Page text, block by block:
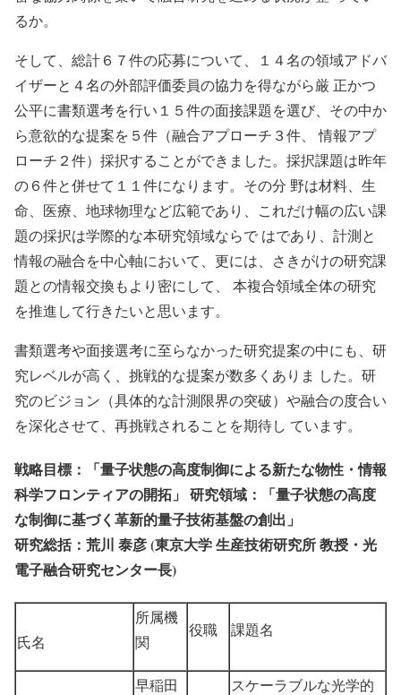
るか。
そして、総計６７件の応募について、１４名の領域アドバ
イザーと４名の外部評価委員の協力を得ながら厳 正かつ
公平に書類選考を行い１５件の面接課題を選び、その中か
ら意欲的な提案を５件（融合アプローチ３件、 情報アプ
ローチ２件）採択することができました。採択課題は昨年
の６件と併せて１１件になります。その分 野は材料、生
命、医療、地球物理など広範であり、これだけ幅の広い課
題の採択は学際的な本研究領域ならで はであり、計測と
情報の融合を中心軸において、更には、さきがけの研究課
題との情報交換もより密にして、 本複合領域全体の研究
を推進して行きたいと思います。
書類選考や面接選考に至らなかった研究提案の中にも、研
究レベルが高く、挑戦的な提案が数多くありま した。研
究のビジョン（具体的な計測限界の突破）や融合の度合い
を深化させて、再挑戦されることを期待し ています。
戦略目標：「量子状態の高度制御による新たな物性・情報
科学フロンティアの開拓」 研究領域：「量子状態の高度
な制御に基づく革新的量子技術基盤の創出」
研究総括：荒川 泰彦 (東京大学 生産技術研究所 教授・光
電子融合研究センター長)
氏名
所属機
関
役職 課題名
早稲田
スケーラブルな光学的